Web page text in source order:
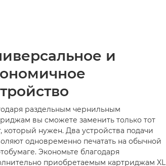
и
раздельным чернильным
вы сможете заменить только тот
который нужен. Два устройства подачи
одновременно печатать на обычной
Экономьте благодаря
приобретаемым картриджам XL